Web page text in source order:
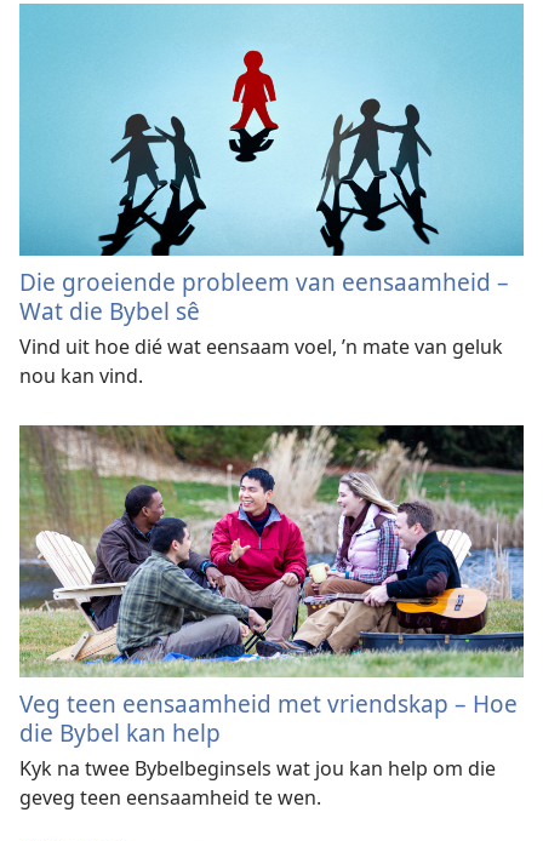
Die groeiende probleem van eensaamheid –
Wat die Bybel sê
Vind uit hoe dié wat eensaam voel, ’n mate van geluk
nou kan vind.
Veg teen eensaamheid met vriendskap – Hoe
die Bybel kan help
Kyk na twee Bybelbeginsels wat jou kan help om die
geveg teen eensaamheid te wen.